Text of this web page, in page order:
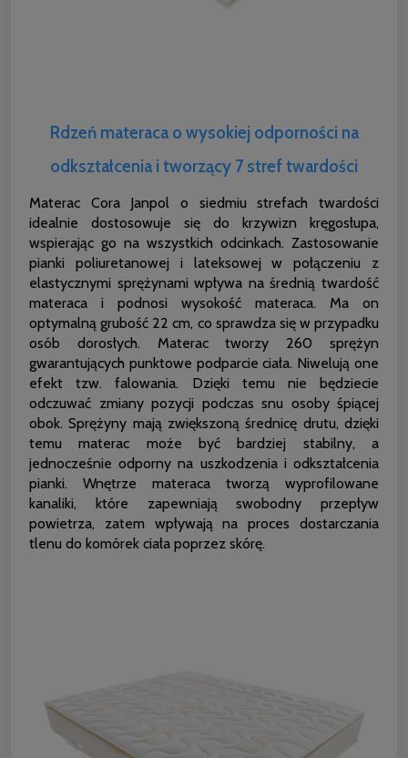
Rdzeń materaca o wysokiej odporności na
odkształcenia i tworzący 7 stref twardości
Materac Cora Janpol o siedmiu strefach twardości
idealnie dostosowuje się do krzywizn kręgosłupa,
wspierając go na wszystkich odcinkach. Zastosowanie
pianki poliuretanowej i lateksowej w połączeniu z
elastycznymi sprężynami wpływa na średnią twardość
materaca i podnosi wysokość materaca. Ma on
optymalną grubość 22 cm, co sprawdza się w przypadku
osób dorosłych. Materac tworzy 260 sprężyn
gwarantujących punktowe podparcie ciała. Niwelują one
efekt tzw. falowania. Dzięki temu nie będziecie
odczuwać zmiany pozycji podczas snu osoby śpiącej
obok. Sprężyny mają zwiększoną średnicę drutu, dzięki
temu materac może być bardziej stabilny, a
jednocześnie odporny na uszkodzenia i odkształcenia
pianki. Wnętrze materaca tworzą wyprofilowane
kanaliki, które zapewniają swobodny przepływ
powietrza, zatem wpływają na proces dostarczania
tlenu do komórek ciała poprzez skórę.